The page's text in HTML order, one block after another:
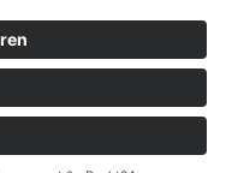
Impressum